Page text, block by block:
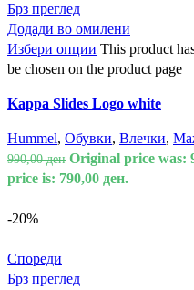
Брз преглед
Додади во омилени
Избери опции This product
be chosen on the product page
Kappa Slides Logo white
Hummel, Обувки, Влечки,
990,00ден Original price was:
price is: 790,00 ден.
-20%
Спореди
Брз преглед